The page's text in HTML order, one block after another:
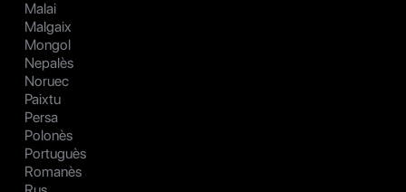
Malai
Malgaix
Mongol
Nepalès
Noruec
Paixtu
Persa
Polonès
Portuguès
Romanès